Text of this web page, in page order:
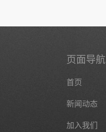
页面导航
首页
新闻动态
加入我们